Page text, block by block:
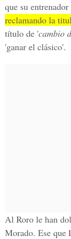
que su entrenador
reclamando la
título de 'cambio
'ganar el clásico'.
Al Roro le han
Morado. Ese que